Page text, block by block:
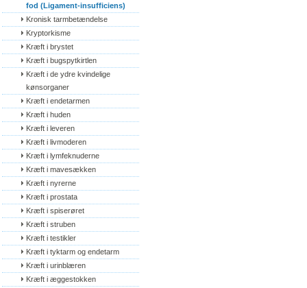
fod (Ligament-insufficiens)
Kronisk tarmbetændelse
Kryptorkisme
Kræft i brystet
Kræft i bugspytkirtlen
Kræft i de ydre kvindelige
kønsorganer
Kræft i endetarmen
Kræft i huden
Kræft i leveren
Kræft i livmoderen
Kræft i lymfeknuderne
Kræft i mavesækken
Kræft i nyrerne
Kræft i prostata
Kræft i spiserøret
Kræft i struben
Kræft i testikler
Kræft i tyktarm og endetarm
Kræft i urinblæren
Kræft i æggestokken